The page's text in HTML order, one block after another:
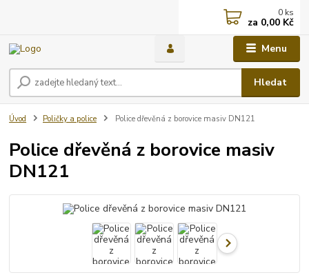
Menu
Hledat
0 ks
za 0,00 Kč
Úvod Poličky a police Police dřevěná z borovice masiv DN121
Police dřevěná z borovice masiv
DN121